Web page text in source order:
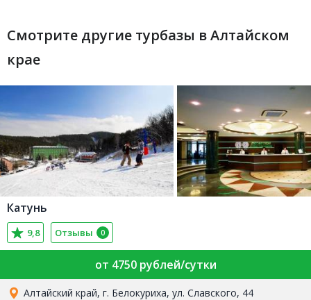
Смотрите другие турбазы в Алтайском
крае
Катунь
9,8 Отзывы 0
от 4750 рублей/сутки
Алтайский край, г. Белокуриха, ул. Славского, 44